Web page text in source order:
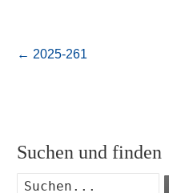
← 2025-261
Suchen und finden